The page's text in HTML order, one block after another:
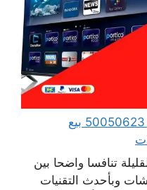
بيع تلفزيونات شاشات الكويت 50050623 بيع
تنافسا واضحا بين
وبأحدث التقنيات